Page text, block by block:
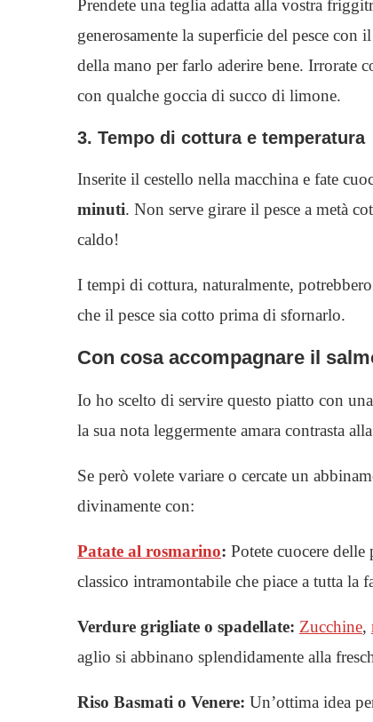
Prendete una teglia adatta alla vostra
generosamente la superficie del pesce
della mano per farlo aderire bene. Irrorate
con qualche goccia di succo di limone.
3. Tempo di cottura e temperatura
Inserite il cestello nella macchina e fate
minuti. Non serve girare il pesce a metà
caldo!
I tempi di cottura, naturalmente,
che il pesce sia cotto prima di sfornarlo.
Con cosa accompagnare il
Io ho scelto di servire questo piatto con una
la sua nota leggermente amara contrasta
Se però volete variare o cercate un
divinamente con:
Patate al rosmarino: Potete cuocere
classico intramontabile che piace a tutta la
Verdure grigliate o spadellate: Zucchine,
aglio si abbinano splendidamente alla
Riso Basmati o Venere: Un’ottima idea